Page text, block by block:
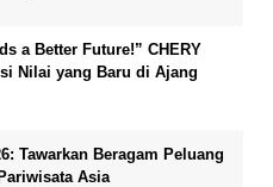
a Better Future!” CHERY
Nilai yang Baru di Ajang
Tawarkan Beragam Peluang
Asia